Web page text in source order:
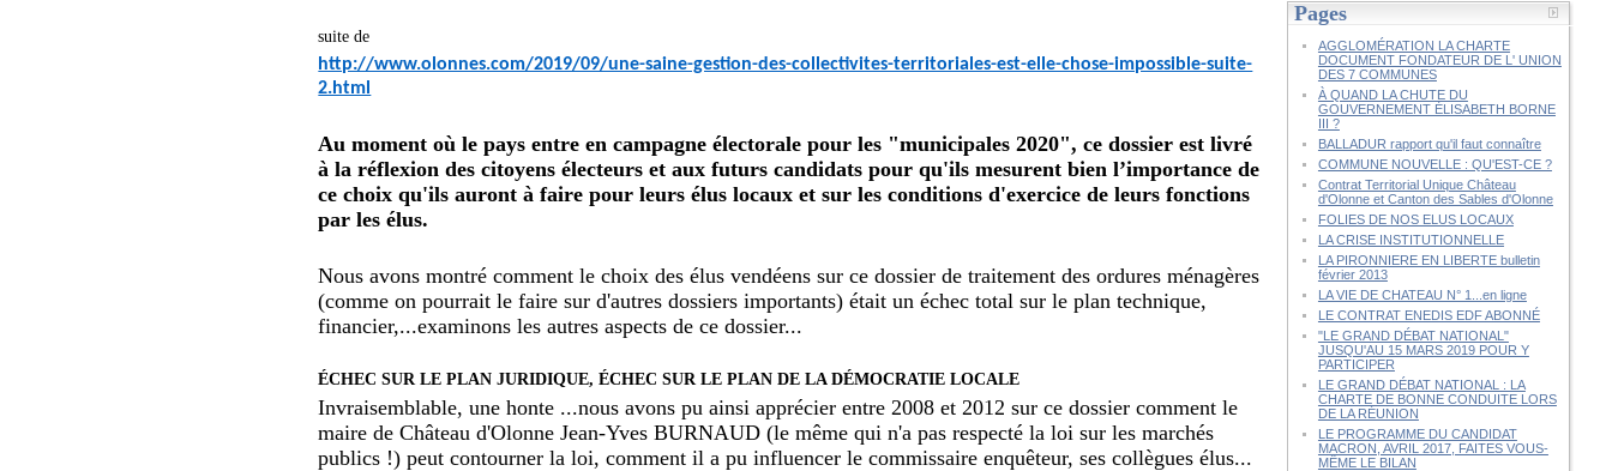
suite de
http://www.olonnes.com/2019/09/une-saine-gestion-des-collectivites-territoriales-est-elle-chose-impossible-suite-
2.html
Au moment où le pays entre en campagne électorale pour les "municipales 2020", ce dossier est livré
à la réflexion des citoyens électeurs et aux futurs candidats pour qu'ils mesurent bien l’importance de
ce choix qu'ils auront à faire pour leurs élus locaux et sur les conditions d'exercice de leurs fonctions
par les élus.
Nous avons montré comment le choix des élus vendéens sur ce dossier de traitement des ordures ménagères
(comme on pourrait le faire sur d'autres dossiers importants) était un échec total sur le plan technique,
financier,...examinons les autres aspects de ce dossier...
ÉCHEC SUR LE PLAN JURIDIQUE, ÉCHEC SUR LE PLAN DE LA DÉMOCRATIE LOCALE
Invraisemblable, une honte ...nous avons pu ainsi apprécier entre 2008 et 2012 sur ce dossier comment le
maire de Château d'Olonne Jean-Yves BURNAUD (le même qui n'a pas respecté la loi sur les marchés
publics !) peut contourner la loi, comment il a pu influencer le commissaire enquêteur, ses collègues élus...
Pages
AGGLOMÉRATION LA CHARTE
DOCUMENT FONDATEUR DE L' UNION
DES 7 COMMUNES
À QUAND LA CHUTE DU
GOUVERNEMENT ÉLISABETH BORNE
III ?
BALLADUR rapport qu'il faut connaître
COMMUNE NOUVELLE : QU'EST-CE ?
Contrat Territorial Unique Château
d'Olonne et Canton des Sables d'Olonne
FOLIES DE NOS ELUS LOCAUX
LA CRISE INSTITUTIONNELLE
LA PIRONNIERE EN LIBERTE bulletin
février 2013
LA VIE DE CHATEAU N° 1...en ligne
LE CONTRAT ENEDIS EDF ABONNÉ
"LE GRAND DÉBAT NATIONAL"
JUSQU'AU 15 MARS 2019 POUR Y
PARTICIPER
LE GRAND DÉBAT NATIONAL : LA
CHARTE DE BONNE CONDUITE LORS
DE LA RÉUNION
LE PROGRAMME DU CANDIDAT
MACRON, AVRIL 2017, FAITES VOUS-
MÊME LE BILAN